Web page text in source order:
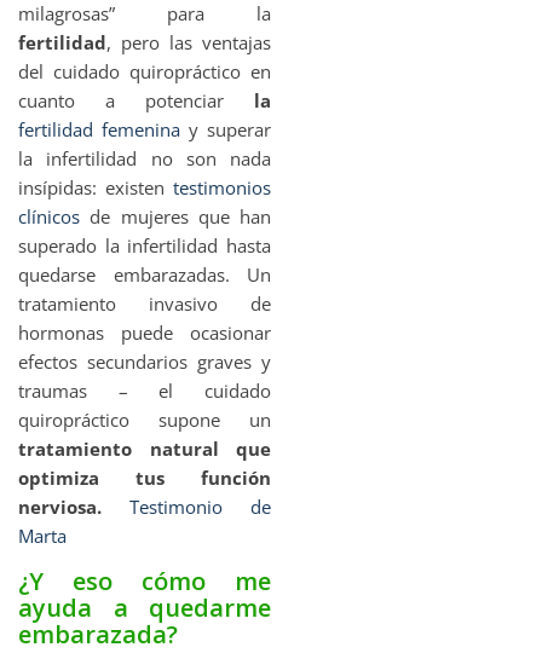
milagrosas” para la
fertilidad, pero las ventajas
del cuidado quiropráctico en
cuanto a potenciar la
fertilidad femenina y superar
la infertilidad no son nada
insípidas: existen testimonios
clínicos de mujeres que han
superado la infertilidad hasta
quedarse embarazadas. Un
tratamiento invasivo de
hormonas puede ocasionar
efectos secundarios graves y
traumas – el cuidado
quiropráctico supone un
tratamiento natural que
optimiza tus función
nerviosa. Testimonio de
Marta
¿Y eso cómo me
ayuda a quedarme
embarazada?